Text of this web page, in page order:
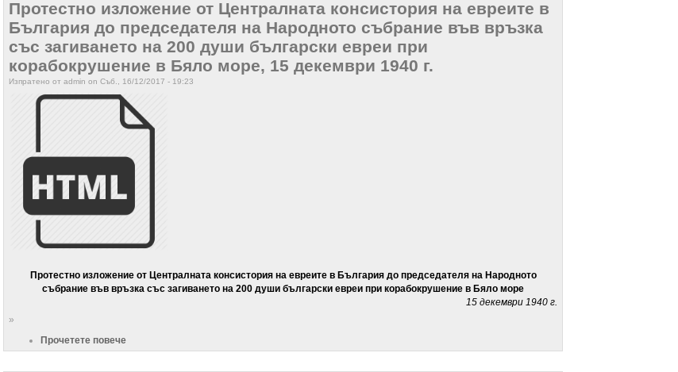
Протестно изложение от Централната консистория на евреите в
България до председателя на Народното събрание във връзка
със загиването на 200 души български евреи при
корабокрушение в Бяло море, 15 декември 1940 г.
Изпратено от admin on Съб., 16/12/2017 - 19:23
Протестно изложение от Централната консистория на евреите в България до председателя на Народното
събрание във връзка със загиването на 200 души български евреи при корабокрушение в Бяло море
15 декември 1940 г.
»
Прочетете повече